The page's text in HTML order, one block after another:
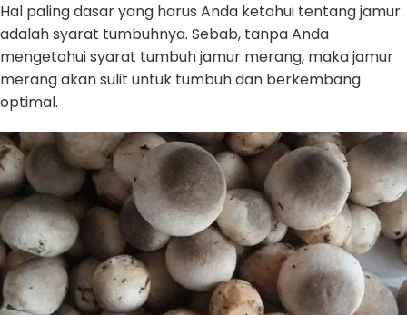
Hal paling dasar yang harus Anda ketahui tentang jamur
adalah syarat tumbuhnya. Sebab, tanpa Anda
mengetahui syarat tumbuh jamur merang, maka jamur
merang akan sulit untuk tumbuh dan berkembang
optimal.